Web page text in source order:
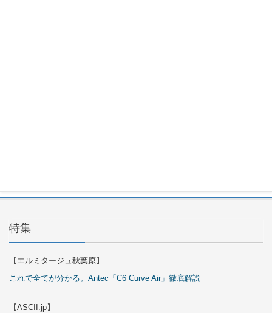
特集
【エルミタージュ秋葉原】
これで全てが分かる。Antec「C6 Curve Air」徹底解説
【ASCII.jp】